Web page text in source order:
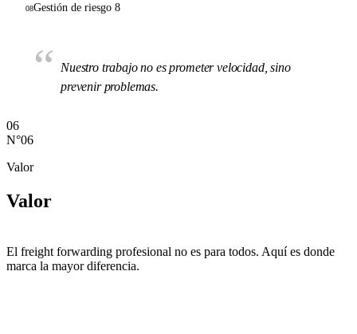
08Gestión de riesgo 8
“
Nuestro trabajo no es prometer velocidad, sino
prevenir problemas.
06
N°06
Valor
Valor
El freight forwarding profesional no es para todos. Aquí es donde
marca la mayor diferencia.